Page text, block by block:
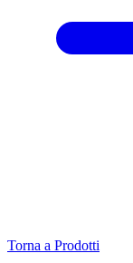
Torna a Prodotti